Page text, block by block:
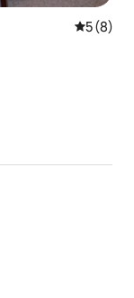
平均评分
5 (8)